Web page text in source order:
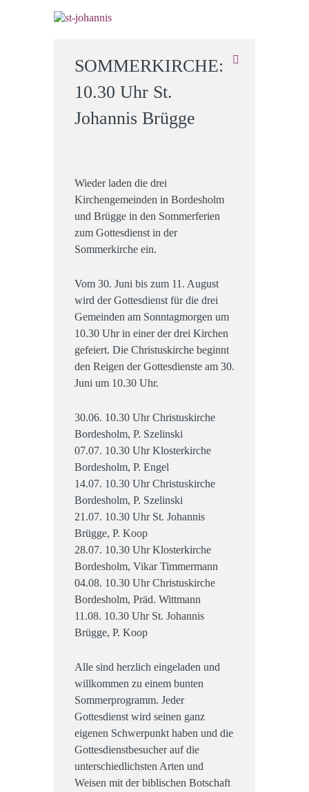
SOMMERKIRCHE:
10.30 Uhr St.
Johannis Brügge
Wieder laden die drei
Kirchengemeinden in Bordesholm
und Brügge in den Sommerferien
zum Gottesdienst in der
Sommerkirche ein.
Vom 30. Juni bis zum 11. August
wird der Gottesdienst für die drei
Gemeinden am Sonntagmorgen um
10.30 Uhr in einer der drei Kirchen
gefeiert. Die Christuskirche beginnt
den Reigen der Gottesdienste am 30.
Juni um 10.30 Uhr.
30.06. 10.30 Uhr Christuskirche
Bordesholm, P. Szelinski
07.07. 10.30 Uhr Klosterkirche
Bordesholm, P. Engel
14.07. 10.30 Uhr Christuskirche
Bordesholm, P. Szelinski
21.07. 10.30 Uhr St. Johannis
Brügge, P. Koop
28.07. 10.30 Uhr Klosterkirche
Bordesholm, Vikar Timmermann
04.08. 10.30 Uhr Christuskirche
Bordesholm, Präd. Wittmann
11.08. 10.30 Uhr St. Johannis
Brügge, P. Koop
Alle sind herzlich eingeladen und
willkommen zu einem bunten
Sommerprogramm. Jeder
Gottesdienst wird seinen ganz
eigenen Schwerpunkt haben und die
Gottesdienstbesucher auf die
unterschiedlichsten Arten und
Weisen mit der biblischen Botschaft